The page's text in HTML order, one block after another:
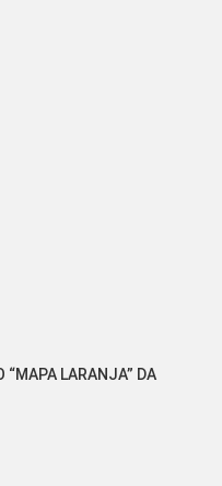
“MAPA LARANJA” DA